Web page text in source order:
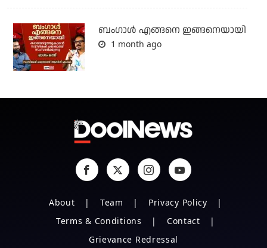
ബം​ഗാൾ എങ്ങനെ ഇങ്ങനെയായി
1 month ago
About Team
Privacy Policy
Terms & Conditions
Contact
Grievance Redressal